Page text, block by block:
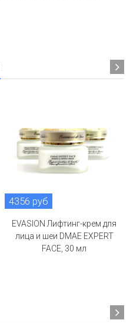
4356 руб
EVASION Лифтинг-крем для
лица и шеи DMAE EXPERT
FACE, 30 мл